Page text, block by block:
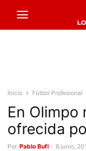
Inicio Fútbol Profesional
En Olimpo
ofrecida
Por Pablo Bufi - 8 junio,